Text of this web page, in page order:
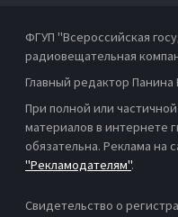
ФГУП "Всероссийская
радиовещательная
Главный редактор Панина
При полной или
материалов в интернете
обязательна. Реклама на
"Рекламодателям".
Свидетельство о